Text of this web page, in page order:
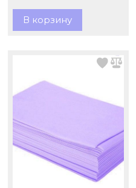
В корзину